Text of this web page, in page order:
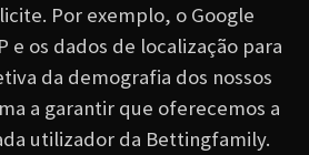
Por exemplo, o Google
e os dados de localização para
da demografia dos nossos
a garantir que oferecemos a
utilizador da Bettingfamily.